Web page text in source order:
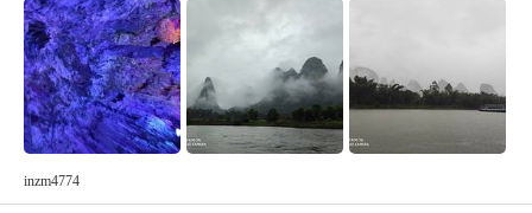
inzm4774